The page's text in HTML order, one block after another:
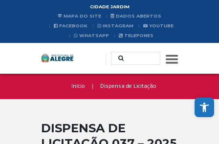
Abrir a barra de ferramentas
CIDADE JARDIM
MAPA DO SITE
DADOS ABERTOS
FACEBOOK
INSTAGRAM
YOUTUBE
WHATSAPP
TELEFONES
Início Dispensa de Licitação
DISPENSA DE